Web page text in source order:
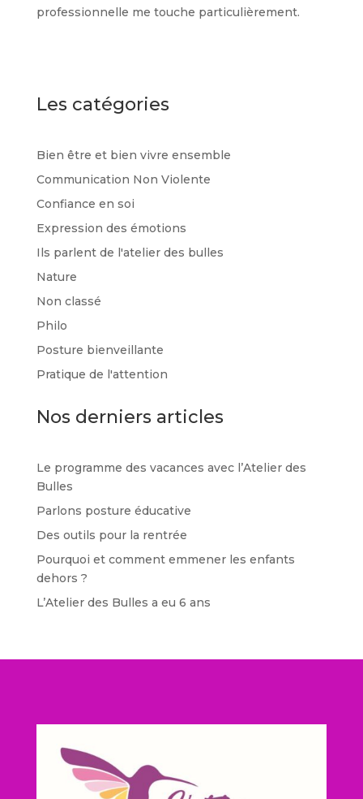
professionnelle me touche particulièrement.
Les catégories
Bien être et bien vivre ensemble
Communication Non Violente
Confiance en soi
Expression des émotions
Ils parlent de l'atelier des bulles
Nature
Non classé
Philo
Posture bienveillante
Pratique de l'attention
Nos derniers articles
Le programme des vacances avec l’Atelier des
Bulles
Parlons posture éducative
Des outils pour la rentrée
Pourquoi et comment emmener les enfants
dehors ?
L’Atelier des Bulles a eu 6 ans